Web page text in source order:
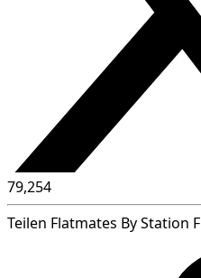
79,254
Teilen Flatmates By Station F